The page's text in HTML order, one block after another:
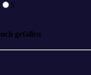
5
gefallen